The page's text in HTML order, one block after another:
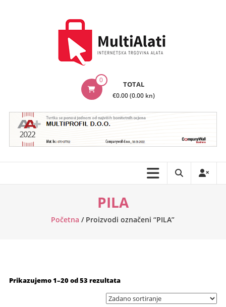
Internetska
trgovina
alata
0 TOTAL
€0.00 (0.00 kn)
PILA
Početna / Proizvodi označeni “PILA”
Prikazujemo 1–20 od 53 rezultata